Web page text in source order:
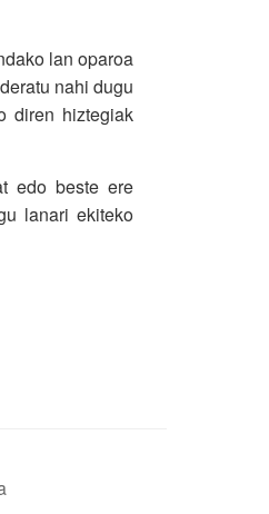
lan oparoa
nahi dugu
diren hiztegiak
edo beste ere
lanari ekiteko